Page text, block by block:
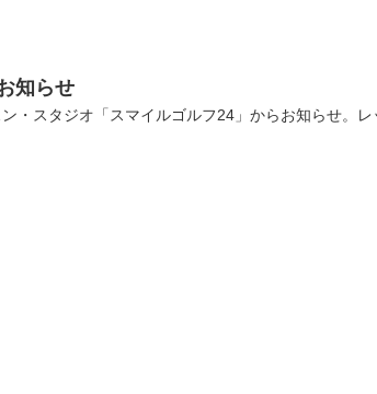
知らせ
・スタジオ「スマイルゴルフ24」からお知らせ。